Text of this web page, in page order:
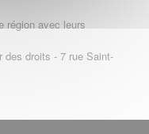
région avec leurs
des droits - 7 rue Saint-